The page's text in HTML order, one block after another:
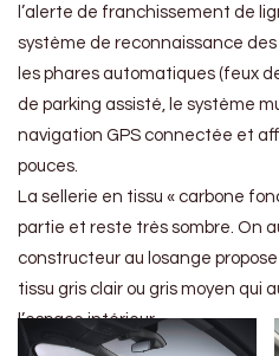
l’alerte de franchissement de
système de reconnaissance
les phares automatiques (feux
de parking assisté, le système
navigation GPS connectée et
pouces.
La sellerie en tissu « carbone
partie et reste très sombre. On
constructeur au losange
tissu gris clair ou gris moyen qui
l’espace intérieur.